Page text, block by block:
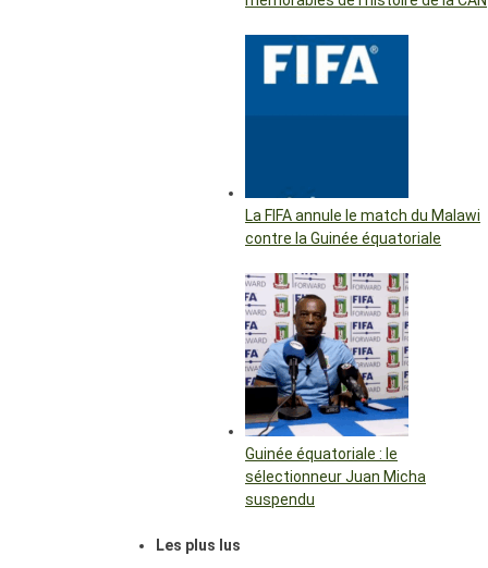
La FIFA annule le match du Malawi
contre la Guinée équatoriale
Guinée équatoriale : le
sélectionneur Juan Micha
suspendu
Les plus lus